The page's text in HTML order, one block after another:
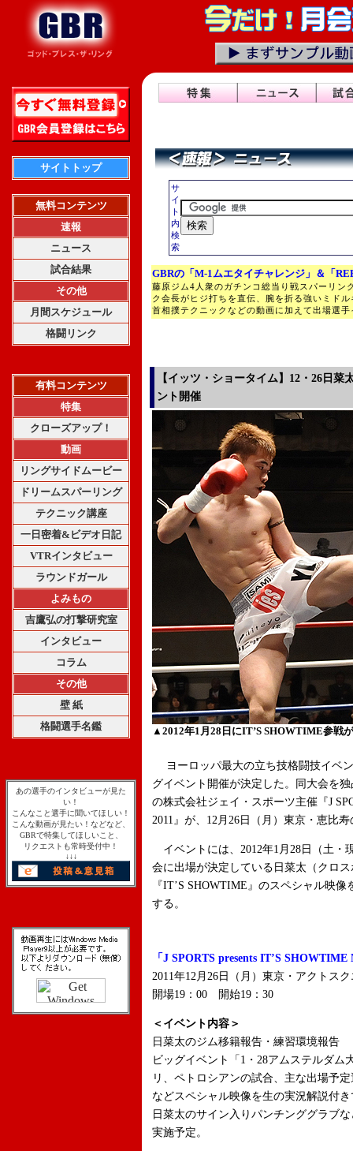
サイトトップ
無料コンテンツ
速報
ニュース
試合結果
その他
月間スケジュール
格闘リンク
有料コンテンツ
特集
クローズアップ！
動画
リングサイドムービー
ドリームスパーリング
テクニック講座
一日密着&ビデオ日記
VTRインタビュー
ラウンドガール
よみもの
吉鷹弘の打撃研究室
インタビュー
コラム
その他
壁 紙
格闘選手名鑑
あの選手のインタビューが見た
い！
こんなこと選手に聞いてほしい！
こんな動画が見たい！などなど、
GBRで特集してほしいこと、
リクエストも常時受付中！
↓↓↓
サ
イ
ト
内
検
索
GBRの「M-1ムエタイチャレンジ」＆「
藤原ジム4人衆のガチンコ総当り戦スパーリン
ク会長がヒジ打ちを直伝、腕を折る強いミド
首相撲テクニックなどの動画に加えて出場選
【イッツ・ショータイム】12・26日菜
ント開催
▲2012年1月28日にIT’S SHOWTIME参戦
ヨーロッパ最大の立ち技格闘技イベ
グイベント開催が決定した。同大会を
の株式会社ジェイ・スポーツ主催『J
2011』が、12月26日（月）東京・恵比
イベントには、2012年1月28日（土・
会に出場が決定している日菜太（クロ
『IT’S SHOWTIME』のスペシャル映
する。
「J SPORTS presents IT’S
2011年12月26日（月）東京・アクトス
開場19：00 開始19：30
＜イベント内容＞
日菜太のジム移籍報告・練習環境報告
ビッグイベント「1・28アムステルダ
リ、ペトロシアンの試合、主な出場予
などスペシャル映像を生の実況解説付
日菜太のサイン入りパンチンググラブ
実施予定。